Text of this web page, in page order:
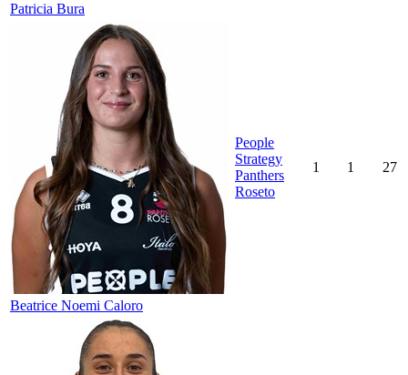
Patricia Bura
Beatrice Noemi Caloro
People
Strategy
Panthers
Roseto
1 1 27